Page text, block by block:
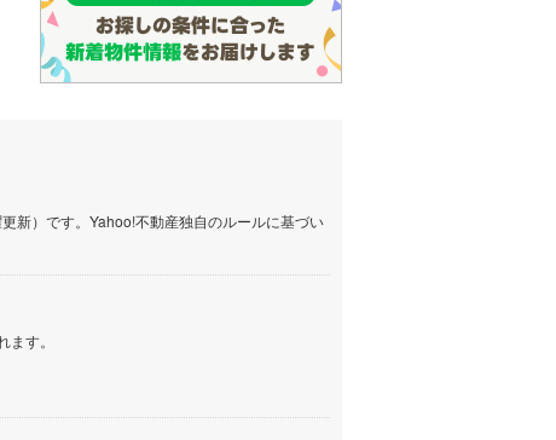
新）です。Yahoo!不動産独自のルールに基づい
す。